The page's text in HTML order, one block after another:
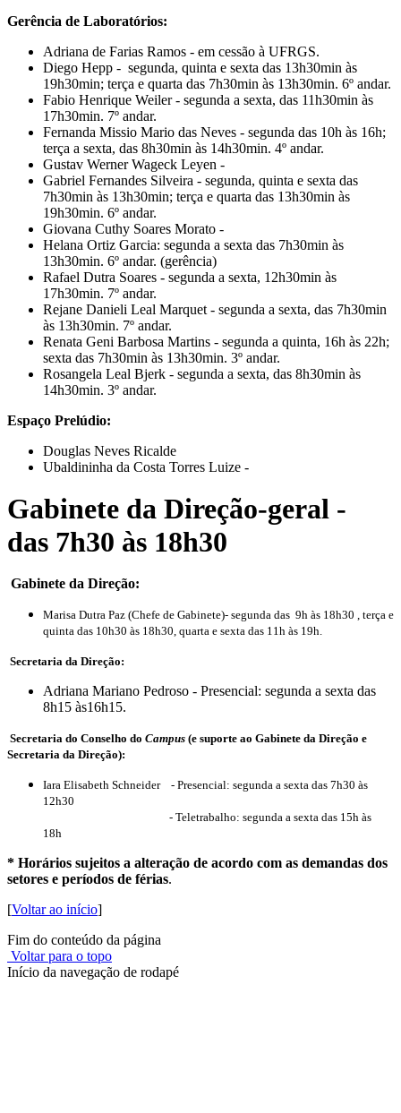
Gerência de Laboratórios:
Adriana de Farias Ramos - em cessão à UFRGS.
Diego Hepp - segunda, quinta e sexta das 13h30min às
19h30min; terça e quarta das 7h30min às 13h30min. 6º andar.
Fabio Henrique Weiler - segunda a sexta, das 11h30min às
17h30min. 7º andar.
Fernanda Missio Mario das Neves - segunda das 10h às 16h;
terça a sexta, das 8h30min às 14h30min. 4º andar.
Gustav Werner Wageck Leyen -
Gabriel Fernandes Silveira - segunda, quinta e sexta das
7h30min às 13h30min; terça e quarta das 13h30min às
19h30min. 6º andar.
Giovana Cuthy Soares Morato -
Helana Ortiz Garcia: segunda a sexta das 7h30min às
13h30min. 6º andar. (gerência)
Rafael Dutra Soares - segunda a sexta, 12h30min às
17h30min. 7º andar.
Rejane Danieli Leal Marquet - segunda a sexta, das 7h30min
às 13h30min. 7º andar.
Renata Geni Barbosa Martins - segunda a quinta, 16h às 22h;
sexta das 7h30min às 13h30min. 3º andar.
Rosangela Leal Bjerk - segunda a sexta, das 8h30min às
14h30min. 3º andar.
Espaço Prelúdio:
Douglas Neves Ricalde
Ubaldininha da Costa Torres Luize -
Gabinete da Direção-geral -
das 7h30 às 18h30
Gabinete da Direção:
Marisa Dutra Paz (Chefe de Gabinete)- segunda das 9h às 18h30 , terça e
quinta das 10h30 às 18h30, quarta e sexta das 11h às 19h.
Secretaria da Direção:
Adriana Mariano Pedroso - Presencial: segunda a sexta das
8h15 às16h15.
Secretaria do Conselho do Campus (e suporte ao Gabinete da Direção e
Secretaria da Direção):
Iara Elisabeth Schneider - Presencial: segunda a sexta das 7h30 às
12h30
- Teletrabalho: segunda a sexta das 15h às
18h
* Horários sujeitos a alteração de acordo com as demandas dos
setores e períodos de férias.
[Voltar ao início]
Fim do conteúdo da página
Voltar para o topo
Início da navegação de rodapé